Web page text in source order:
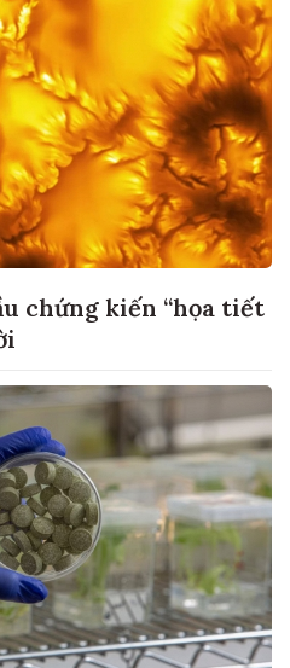
chứng kiến “họa tiết